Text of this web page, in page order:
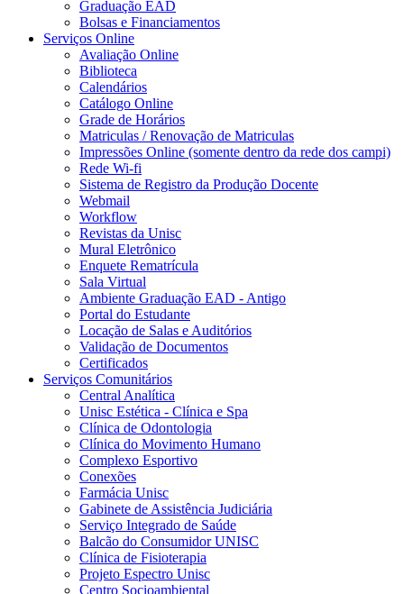
Graduação EAD
Bolsas e Financiamentos
Serviços Online
Avaliação Online
Biblioteca
Calendários
Catálogo Online
Grade de Horários
Matriculas / Renovação de Matriculas
Impressões Online (somente dentro da rede dos campi)
Rede Wi-fi
Sistema de Registro da Produção Docente
Webmail
Workflow
Revistas da Unisc
Mural Eletrônico
Enquete Rematrícula
Sala Virtual
Ambiente Graduação EAD - Antigo
Portal do Estudante
Locação de Salas e Auditórios
Validação de Documentos
Certificados
Serviços Comunitários
Central Analítica
Unisc Estética - Clínica e Spa
Clínica de Odontologia
Clínica do Movimento Humano
Complexo Esportivo
Conexões
Farmácia Unisc
Gabinete de Assistência Judiciária
Serviço Integrado de Saúde
Balcão do Consumidor UNISC
Clínica de Fisioterapia
Projeto Espectro Unisc
Centro Socioambiental